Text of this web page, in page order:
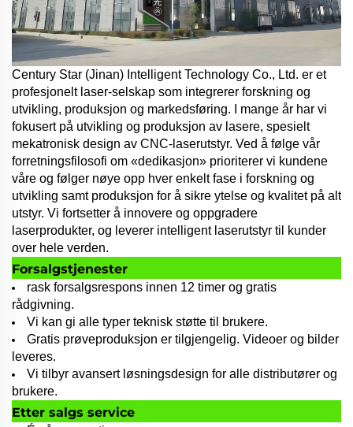
Century Star (Jinan) Intelligent Technology Co., Ltd. er et
profesjonelt laser-selskap som integrerer forskning og
utvikling, produksjon og markedsføring. I mange år har vi
fokusert på utvikling og produksjon av lasere, spesielt
mekatronisk design av CNC-laserutstyr. Ved å følge vår
forretningsfilosofi om «dedikasjon» prioriterer vi kundene
våre og følger nøye opp hver enkelt fase i forskning og
utvikling samt produksjon for å sikre ytelse og kvalitet på alt
utstyr. Vi fortsetter å innovere og oppgradere
laserprodukter, og leverer intelligent laserutstyr til kunder
over hele verden.
Forsalgstjenester
rask forsalgsrespons innen 12 timer og gratis
rådgivning.
Vi kan gi alle typer teknisk støtte til brukere.
Gratis prøveproduksjon er tilgjengelig. Videoer og bilder
leveres.
Vi tilbyr avansert løsningsdesign for alle distributører og
brukere.
Etter salgs service